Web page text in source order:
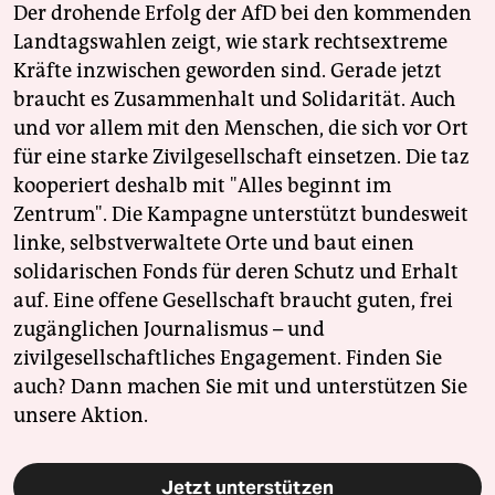
Der drohende Erfolg der AfD bei den kommenden
Landtagswahlen zeigt, wie stark rechtsextreme
Kräfte inzwischen geworden sind. Gerade jetzt
braucht es Zusammenhalt und Solidarität. Auch
und vor allem mit den Menschen, die sich vor Ort
für eine starke Zivilgesellschaft einsetzen. Die taz
kooperiert deshalb mit "Alles beginnt im
Zentrum". Die Kampagne unterstützt bundesweit
linke, selbstverwaltete Orte und baut einen
solidarischen Fonds für deren Schutz und Erhalt
auf. Eine offene Gesellschaft braucht guten, frei
zugänglichen Journalismus – und
zivilgesellschaftliches Engagement. Finden Sie
auch? Dann machen Sie mit und unterstützen Sie
unsere Aktion.
Jetzt unterstützen